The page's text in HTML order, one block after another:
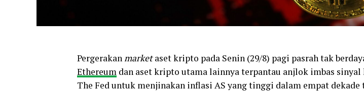
Pergerakanmarketaset kripto pada Senin (29/8) pagi pasrah tak
Ethereum dan aset kripto utama lainnya terpantau anjlok imbas
The Fed untuk menjinakan inflasi AS yang tinggi dalam empat dekade